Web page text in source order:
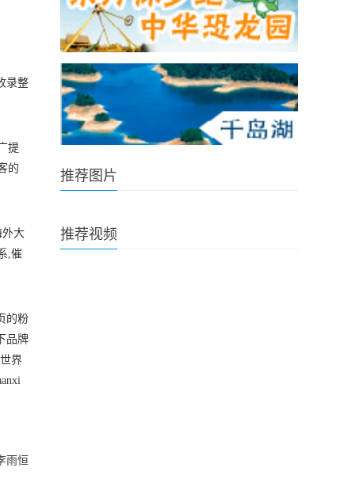
录整
提
的
外大
,催
的粉
品牌
界
雨恒
推荐图片
推荐视频